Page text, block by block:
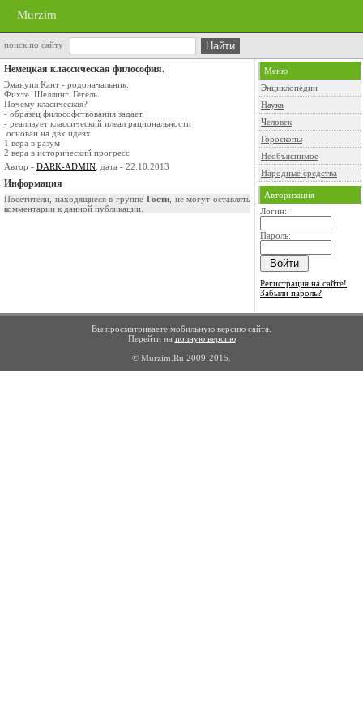
Murzim
поиск по сайту
Немецкая классическая философия.
Эмануил Кант - родоначальник.
Фихте. Шеллинг. Гегель.
Почему класическая?
- образец философствования задает.
- реализует классический илеал рациональности
основан на двх идеях
1 вера в разум
2 вера в исторический прогресс
Автор - DARK-ADMIN , дата - 22.10.2013
Информация
Посетители, находящиеся в группе Гости, не могут оставлять
комментарии к данной публикации.
Меню
Энциклопедии
Наука
Человек
Гороскопы
Необъяснимое
Народные средства
Авторизация
Логин:
Пароль:
Регистрация на сайте!
Забыли пароль?
Вы просматриваете мобильную версию сайта.
Перейти на полную версию
© Murzim.Ru 2009-2015.